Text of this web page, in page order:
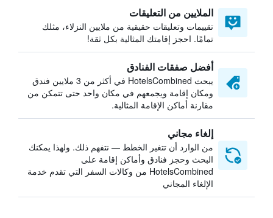
الملايين من التعليقات
تقييمات وتعليقات حقيقية من ملايين النزلاء، مثلك
تمامًا. احجز إقامتك المثالية بكل ثقة!
أفضل صفقات الفنادق
يبحث HotelsCombined في أكثر من 3 ملايين فندق
ومكان إقامة ويجمعهم في مكان واحد حتى تتمكن من
مقارنة أماكن الإقامة المثالية.
إلغاء مجاني
من الوارد أن تتغير الخطط — نتفهم ذلك. ولهذا يمكنك
البحث وحجز فنادق وأماكن إقامة على
HotelsCombined من وكالات السفر التي تقدم خدمة
الإلغاء المجاني